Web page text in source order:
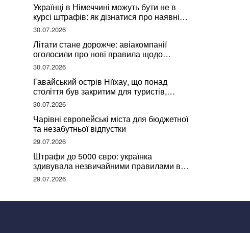
Українці в Німеччині можуть бути не в
курсі штрафів: як дізнатися про наявні
борги
30.07.2026
Літати стане дорожче: авіакомпанії
оголосили про нові правила щодо
вибору місць
30.07.2026
Гавайський острів Ніїхау, що понад
століття був закритим для туристів,
починає приймати перших відвідувачів
30.07.2026
Чарівні європейські міста для бюджетної
та незабутньої відпустки
29.07.2026
Штрафи до 5000 євро: українка
здивувала незвичайними правилами в
Німеччині та поділилася правдою
29.07.2026